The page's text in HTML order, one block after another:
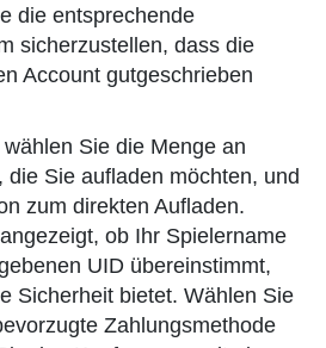
die entsprechende
sicherzustellen, dass die
Account gutgeschrieben
Sie die Menge an
die Sie aufladen möchten, und
zum direkten Aufladen.
ob Ihr Spielername
UID übereinstimmt,
Sicherheit bietet. Wählen Sie
Zahlungsmethode